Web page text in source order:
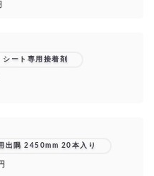
ート専用接着剤
出隅 2450mm 20本入り